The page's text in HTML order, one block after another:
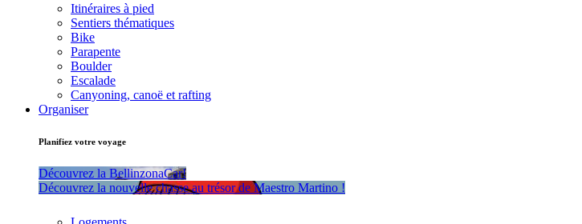
Itinéraires à pied
Sentiers thématiques
Bike
Parapente
Boulder
Escalade
Canyoning, canoë et rafting
Organiser
Planifiez votre voyage
Découvrez la BellinzonaCar!
Découvrez la nouvelle chasse au trésor de Maestro Martino !